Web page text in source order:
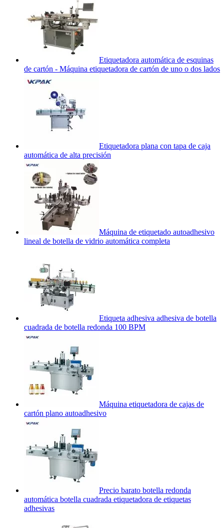
Etiquetadora automática de esquinas
de cartón - Máquina etiquetadora de cartón de uno o dos lados
Etiquetadora plana con tapa de caja
automática de alta precisión
Máquina de etiquetado autoadhesivo
lineal de botella de vidrio automática completa
Etiqueta adhesiva adhesiva de botella
cuadrada de botella redonda 100 BPM
Máquina etiquetadora de cajas de
cartón plano autoadhesivo
Precio barato botella redonda
automática botella cuadrada etiquetadora de etiquetas
adhesivas